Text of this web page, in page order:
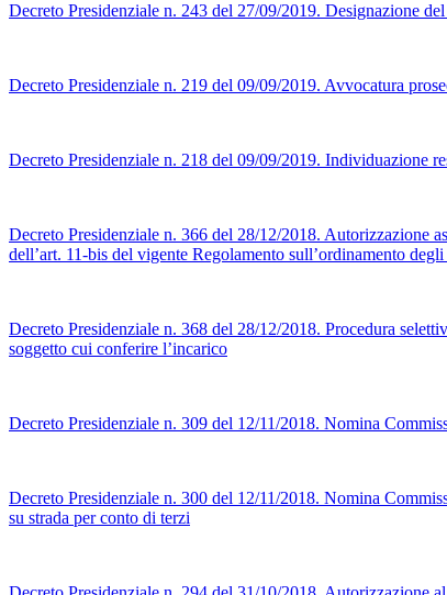
Decreto Presidenziale n. 243 del 27/09/2019. Designazione
Decreto Presidenziale n. 219 del 09/09/2019. Avvocatura
Decreto Presidenziale n. 218 del 09/09/2019. Individuazione
Decreto Presidenziale n. 366 del 28/12/2018. Autorizzazione
dell’art. 11-bis del vigente Regolamento sull’ordinamento
Decreto Presidenziale n. 368 del 28/12/2018. Procedura
soggetto cui conferire l’incarico
Decreto Presidenziale n. 309 del 12/11/2018. Nomina
Decreto Presidenziale n. 300 del 12/11/2018. Nomina
su strada per conto di terzi